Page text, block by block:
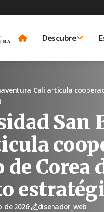
Descubre
Cali articula
San
Corea
de 2026· disenador_web